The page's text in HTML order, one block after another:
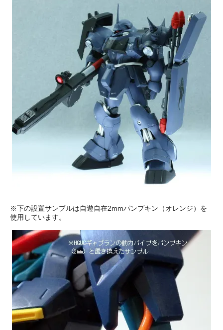
※下の設置サンプルは自遊自在2mmパンプキン（オレンジ）を
使用しています。